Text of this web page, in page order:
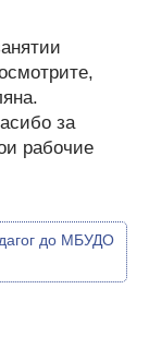
за
рабочие
до МБУДО